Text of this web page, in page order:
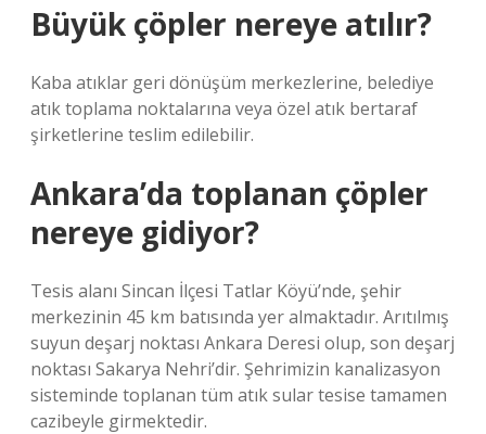
Büyük çöpler nereye atılır?
Kaba atıklar geri dönüşüm merkezlerine, belediye
atık toplama noktalarına veya özel atık bertaraf
şirketlerine teslim edilebilir.
Ankara’da toplanan çöpler
nereye gidiyor?
Tesis alanı Sincan İlçesi Tatlar Köyü’nde, şehir
merkezinin 45 km batısında yer almaktadır. Arıtılmış
suyun deşarj noktası Ankara Deresi olup, son deşarj
noktası Sakarya Nehri’dir. Şehrimizin kanalizasyon
sisteminde toplanan tüm atık sular tesise tamamen
cazibeyle girmektedir.